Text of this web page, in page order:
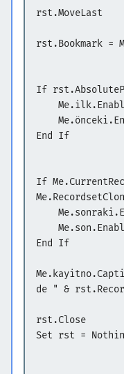
rst.MoveLast
rst.Bookmark =
If
End If
If
End If
de " &
rst.Close
Set rst =